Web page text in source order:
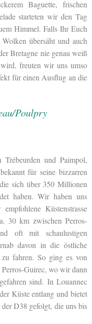
Baguette, frischen
starteten wir den Tag
Himmel. Falls Ihr Euch
übersäht und auch
Bretagne nie genau weiß
freuten wir uns umso
für einen Ausflug an die
Trébeurden und Paimpol,
für seine bizzarren
sich über 350 Millionen
haben. Wir haben uns
Küstenstrasse
30 km zwischen Perros-
oft mit schaulustigen
davon in die östliche
fahren. So ging es von
Guirec, wo wir dann
sind. In Louannec
Küste entlang und bietet
D38 gefolgt, die uns bis